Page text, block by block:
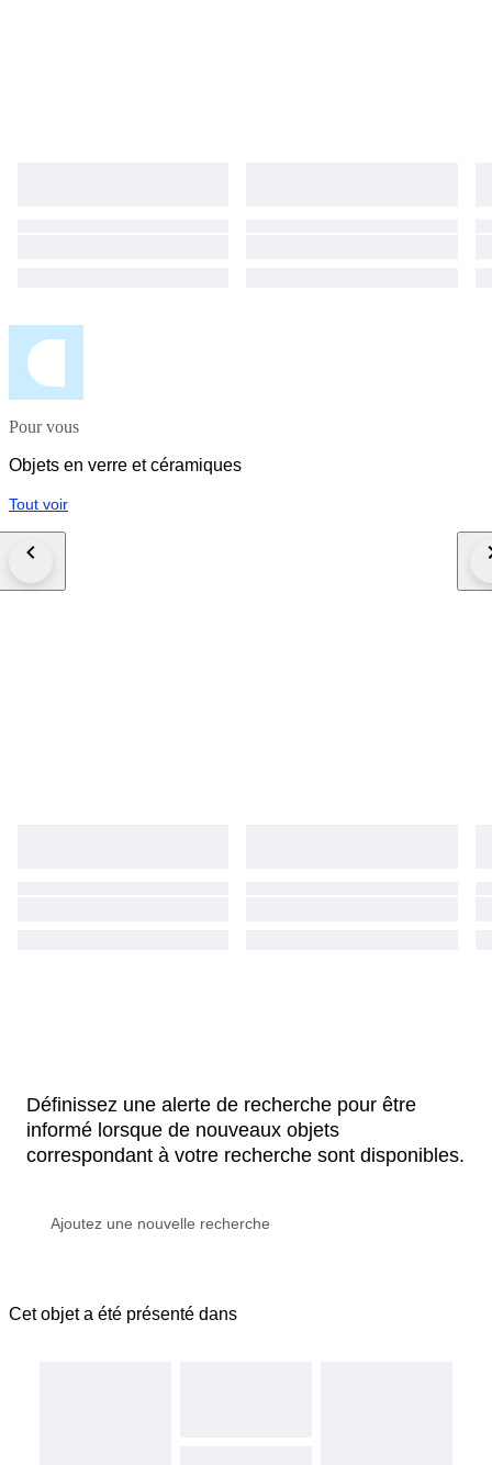
Pour vous
Objets en verre et céramiques
Tout voir
Définissez une alerte de recherche pour être
informé lorsque de nouveaux objets
correspondant à votre recherche sont disponibles.
Cet objet a été présenté dans